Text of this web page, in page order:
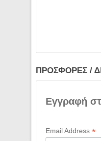
ΠΡΟΣΦΟΡΕΣ /
Εγγραφή
Email Address *